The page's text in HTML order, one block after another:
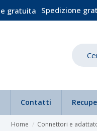
Spedizione
Contatti
Home Connettori e